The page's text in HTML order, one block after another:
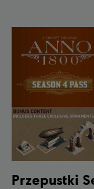
Przepustki